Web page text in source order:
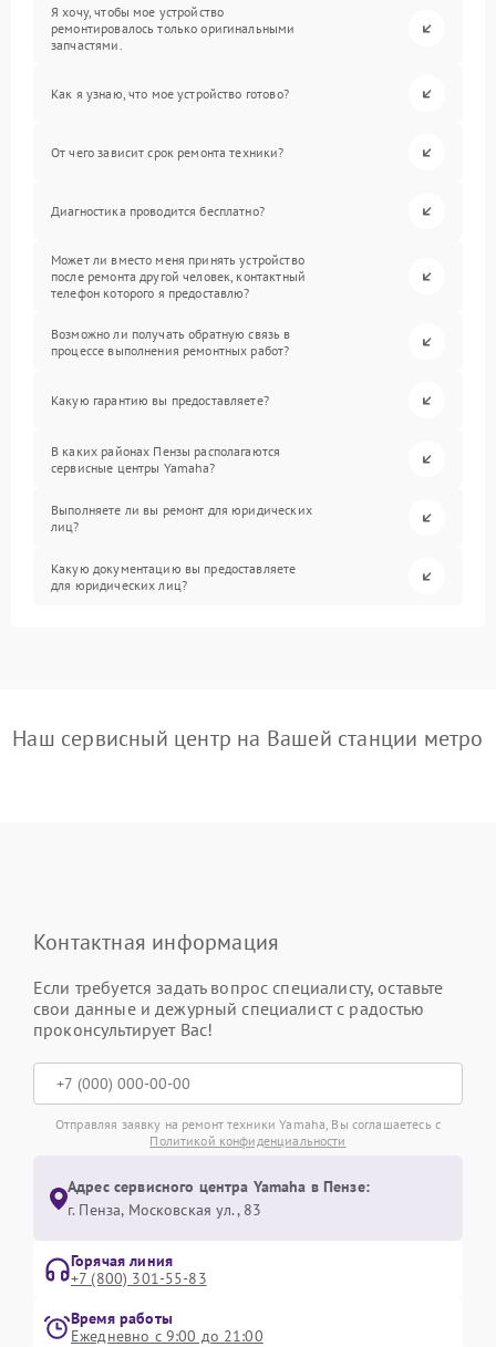
Я хочу, чтобы мое устройство
ремонтировалось только оригинальными
запчастями.
Как я узнаю, что мое устройство готово?
От чего зависит срок ремонта техники?
Диагностика проводится бесплатно?
Может ли вместо меня принять устройство
после ремонта другой человек, контактный
телефон которого я предоставлю?
Возможно ли получать обратную связь в
процессе выполнения ремонтных работ?
Какую гарантию вы предоставляете?
В каких районах Пензы располагаются
сервисные центры Yamaha?
Выполняете ли вы ремонт для юридических
лиц?
Какую документацию вы предоставляете
для юридических лиц?
Наш сервисный центр на Вашей станции метро
Контактная информация
Если требуется задать вопрос специалисту, оставьте
свои данные и дежурный специалист с радостью
проконсультирует Вас!
Отправляя заявку на ремонт техники Yamaha, Вы соглашаетесь с
Политикой конфиденциальности
Адрес сервисного центра Yamaha в Пензе:
г. Пенза, Московская ул., 83
Горячая линия
+7 (800) 301-55-83
Время работы
Ежедневно с 9:00 до 21:00